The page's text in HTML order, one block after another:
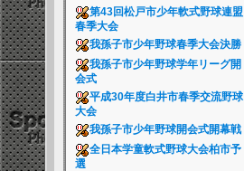
第43回松戸市少年軟式野球連盟
春季大会
我孫子市少年野球春季大会決勝
我孫子市少年野球学年リーグ開
会式
平成30年度白井市春季交流野球
大会
我孫子市少年野球開会式開幕戦
全日本学童軟式野球大会柏市予
選